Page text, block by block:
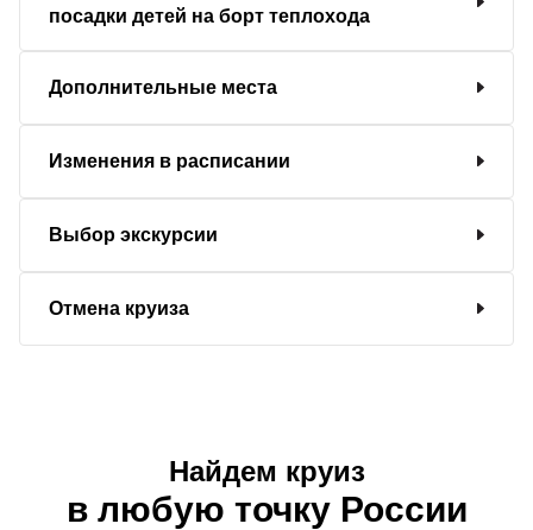
посадки детей на борт теплохода
Дополнительные места
Изменения в расписании
Выбор экскурсии
Отмена круиза
Найдем круиз
в любую точку России